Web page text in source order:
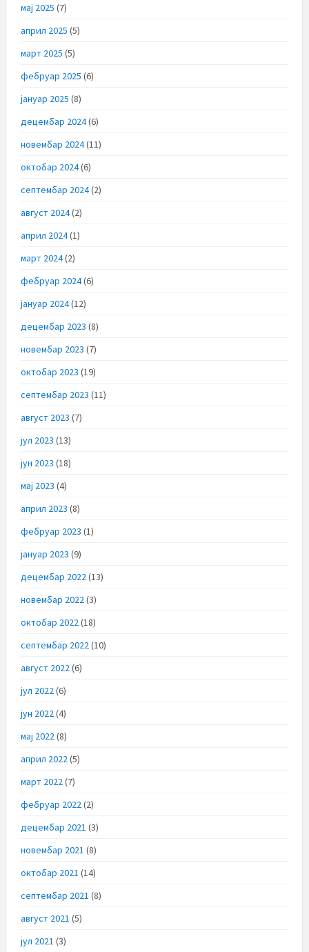
мај 2025 (7)
април 2025 (5)
март 2025 (5)
фебруар 2025 (6)
јануар 2025 (8)
децембар 2024(6)
новембар 2024(11)
октобар 2024(6)
септембар 2024(2)
август 2024(2)
април 2024(1)
март 2024(2)
фебруар 2024(6)
јануар 2024(12)
децембар 2023 (8)
новембар 2023 (7)
октобар 2023 (19)
септембар 2023 (11)
август 2023 (7)
јул 2023 (13)
јун 2023 (18)
мај 2023 (4)
април 2023 (8)
фебруар 2023 (1)
јануар 2023 (9)
децембар 2022(13)
новембар 2022(3)
октобар 2022(18)
септембар 2022(10)
август 2022(6)
јул 2022(6)
јун 2022(4)
мај 2022(8)
април 2022(5)
март 2022(7)
фебруар 2022(2)
децембар 2021 (3)
новембар 2021 (8)
октобар 2021 (14)
септембар 2021 (8)
август 2021 (5)
јул 2021 (3)